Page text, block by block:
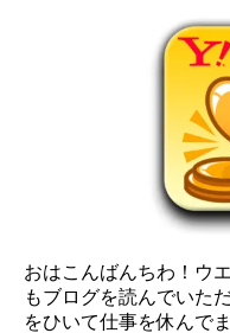
おはこんばんちわ！ウ
もブログを読んでいた
をひいて仕事を休んで